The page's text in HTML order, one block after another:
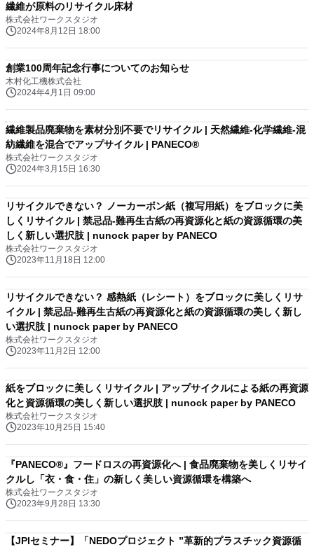
繊維が原料のリサイクル床材
株式会社ワークスタジオ
2024年8月12日 18:00
創業100周年記念行事についてのお知らせ
木村化工機株式会社
2024年4月1日 09:00
繊維製品廃棄物を素材分別不要でリサイクル | 天然繊維-化学繊維-混
紡繊維を混合でアップサイクル | PANECO®
株式会社ワークスタジオ
2024年3月15日 16:30
リサイクルできない？ ノーカーボン紙（複写用紙）をブロックに美
しくリサイクル | 禁忌品-難再生古紙の再資源化と紙の資源循環の美
しく新しい選択肢 | nunock paper by PANECO
株式会社ワークスタジオ
2023年11月18日 12:00
リサイクルできない？ 感熱紙（レシート）をブロックに美しくリサ
イクル | 禁忌品-難再生古紙の再資源化と紙の資源循環の美しく新し
い選択肢 | nunock paper by PANECO
株式会社ワークスタジオ
2023年11月2日 12:00
紙をブロックに美しくリサイクル | アップサイクルによる紙の再資源
化と資源循環の美しく新しい選択肢 | nunock paper by PANECO
株式会社ワークスタジオ
2023年10月25日 15:40
『PANECO®』フードロスの再資源化へ | 食品廃棄物を美しくリサイ
クルし「衣・食・住」の新しく美しい資源循環を構築へ
株式会社ワークスタジオ
2023年9月28日 13:30
【JPIセミナー】「NEDOプロジェクト ”革新的プラスチック資源循